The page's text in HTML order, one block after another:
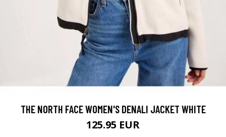
THE NORTH FACE WOMEN'S DENALI JACKET WHITE
125.95 EUR